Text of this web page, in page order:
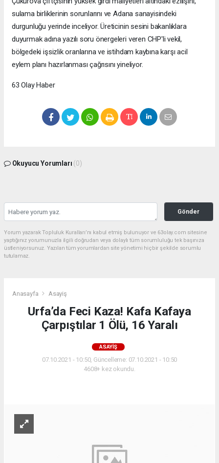
sulama birliklerinin sorunlarını ve Adana sanayisindeki
durgunluğu yerinde inceliyor. Üreticinin sesini bakanlıklara
duyurmak adına yazılı soru önergeleri veren CHP'li vekil,
bölgedeki işsizlik oranlarına ve istihdam kaybına karşı acil
eylem planı hazırlanması çağrısını yineliyor.
63 Olay Haber
Okuyucu Yorumları (0)
Gönder
Yorum yazarak Topluluk Kuralları’nı kabul etmiş bulunuyor ve 63olay.com sitesine
yaptığınız yorumunuzla ilgili doğrudan veya dolaylı tüm sorumluluğu tek başınıza
üstleniyorsunuz. Yazılan tüm yorumlardan site yönetimi hiçbir şekilde sorumlu
tutulamaz.
Anasayfa Asayiş
Urfa’da Feci Kaza! Kafa Kafaya
Çarpıştılar 1 Ölü, 16 Yaralı
ASAYIŞ
07.10.2021 - 10:50, Güncelleme: 07.10.2021 - 10:50
4608+ kez okundu.